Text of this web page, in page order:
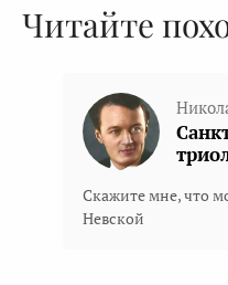
Читайте
Скажите мне, что
Невской